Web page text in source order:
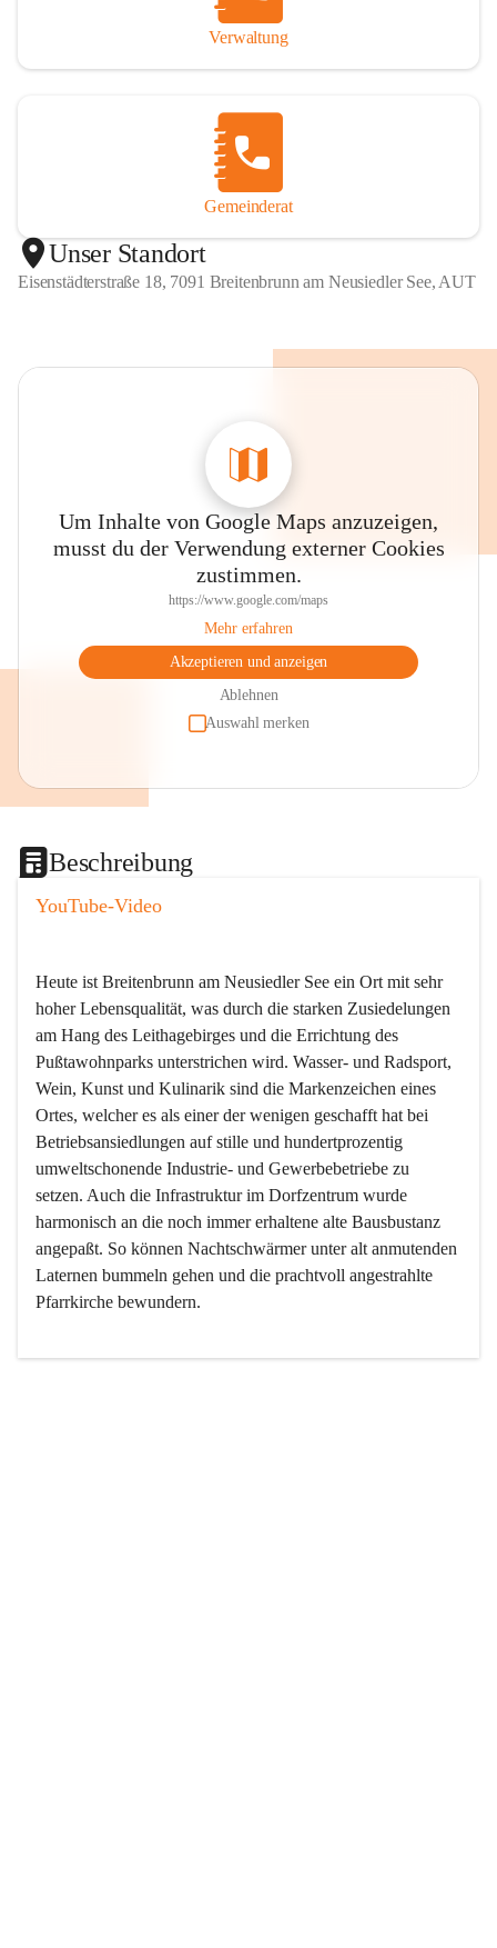
Verwaltung
Gemeinderat
Unser Standort
Eisenstädterstraße 18, 7091 Breitenbrunn am Neusiedler See, AUT
Um Inhalte von Google Maps anzuzeigen,
musst du der Verwendung externer Cookies
zustimmen.
https://www.google.com/maps
Mehr erfahren
Akzeptieren und anzeigen
Ablehnen
Auswahl merken
Beschreibung
YouTube-Video
Heute ist Breitenbrunn am Neusiedler See ein Ort mit sehr
hoher Lebensqualität, was durch die starken Zusiedelungen
am Hang des Leithagebirges und die Errichtung des
Pußtawohnparks unterstrichen wird. Wasser- und Radsport,
Wein, Kunst und Kulinarik sind die Markenzeichen eines
Ortes, welcher es als einer der wenigen geschafft hat bei
Betriebsansiedlungen auf stille und hundertprozentig
umweltschonende Industrie- und Gewerbebetriebe zu
setzen. Auch die Infrastruktur im Dorfzentrum wurde
harmonisch an die noch immer erhaltene alte Bausbustanz
angepaßt. So können Nachtschwärmer unter alt anmutenden
Laternen bummeln gehen und die prachtvoll angestrahlte
Pfarrkirche bewundern.
Der Weinbau dominert heute nicht mehr, ist aber integrativer